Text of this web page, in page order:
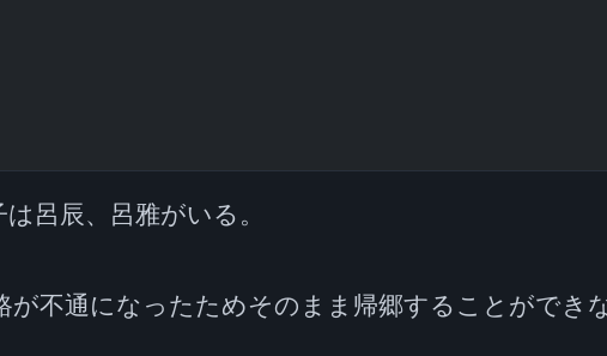
呂辰、呂雅がいる。
不通になったためそのまま帰郷することができ